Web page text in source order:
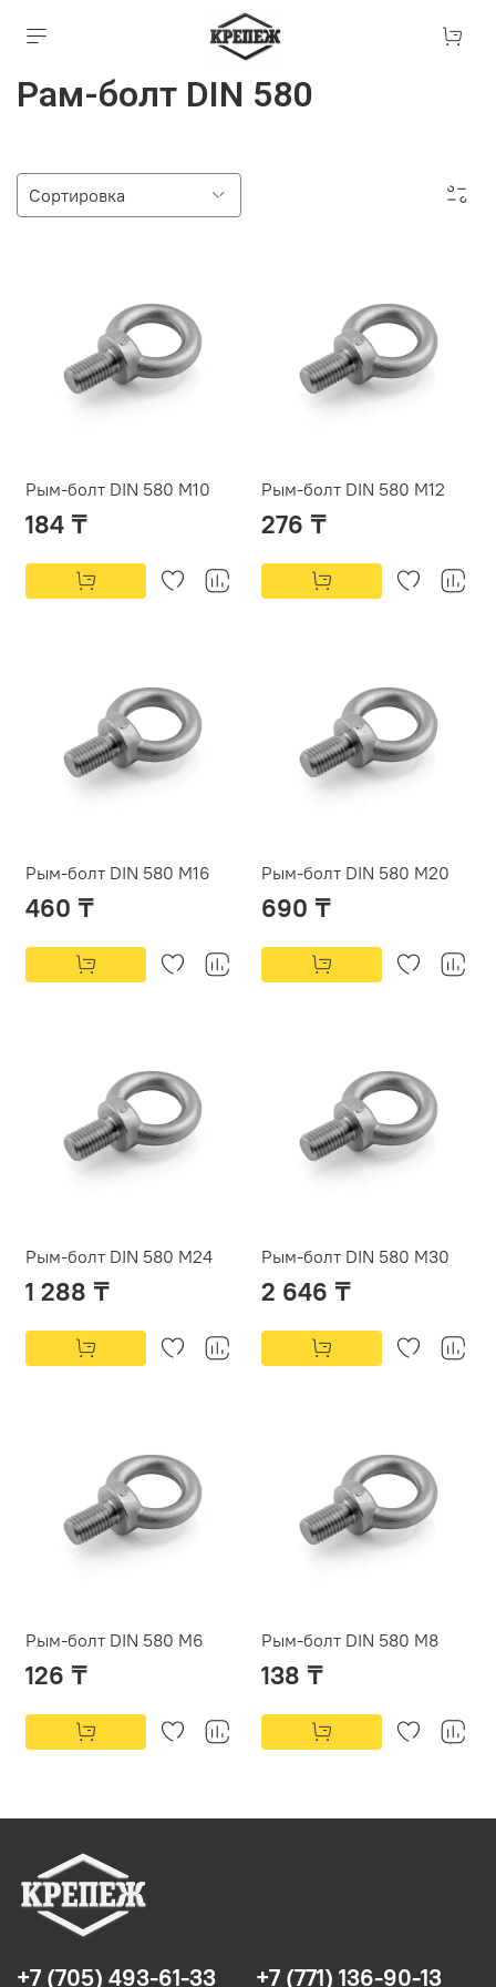
Рам-болт DIN 580
Рым-болт DIN 580 М10
184 ₸
Рым-болт DIN 580 М12
276 ₸
Рым-болт DIN 580 М16
460 ₸
Рым-болт DIN 580 М20
690 ₸
Рым-болт DIN 580 М24
1 288 ₸
Рым-болт DIN 580 М30
2 646 ₸
Рым-болт DIN 580 М6
126 ₸
Рым-болт DIN 580 М8
138 ₸
+7 (705) 493-61-33 +7 (771) 136-90-13